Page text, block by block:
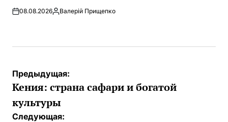
08.08.2026Запись
Валерій Прищепко
Навигация
по
записям
Предыдущая:
Кения: страна сафари и богатой
культуры
Следующая: